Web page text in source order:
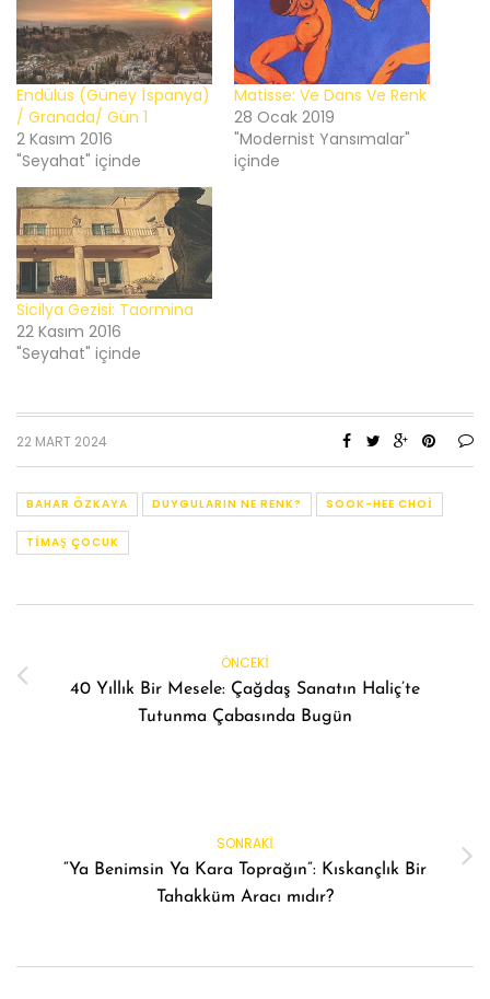
Endülüs (Güney İspanya)
/ Granada/ Gün 1
2 Kasım 2016
"Seyahat" içinde
Matisse: Ve Dans Ve Renk
28 Ocak 2019
"Modernist Yansımalar"
içinde
Sicilya Gezisi: Taormina
22 Kasım 2016
"Seyahat" içinde
22 MART 2024
BAHAR ÖZKAYA DUYGULARIN NE RENK? SOOK-HEE CHOI
TIMAŞ ÇOCUK
ÖNCEKI
40 Yıllık Bir Mesele: Çağdaş Sanatın Haliç’te
Tutunma Çabasında Bugün
SONRAKI
“Ya Benimsin Ya Kara Toprağın”: Kıskançlık Bir
Tahakküm Aracı mıdır?